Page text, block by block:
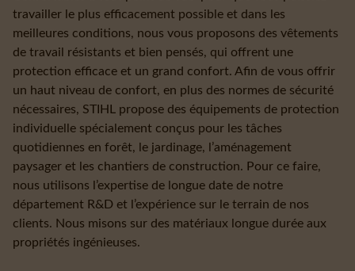
travailler le plus efficacement possible et dans les
meilleures conditions, nous vous proposons des vêtements
de travail résistants et bien pensés, qui offrent une
protection efficace et un grand confort. Afin de vous offrir
un haut niveau de confort, en plus des normes de sécurité
nécessaires, STIHL propose des équipements de protection
individuelle spécialement conçus pour les tâches
quotidiennes en forêt, le jardinage, l’aménagement
paysager et les chantiers de construction. Pour ce faire,
nous utilisons l’expertise de longue date de notre
département R&D et l’expérience sur le terrain de nos
clients. Nous misons sur des matériaux longue durée aux
propriétés ingénieuses.